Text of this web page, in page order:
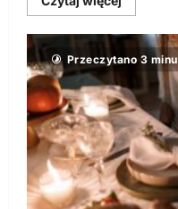
się
o
Ziemia,
która
przynosi
zyski,
czyli
jak
zarobić
na
ziemi
Przeczytano 3